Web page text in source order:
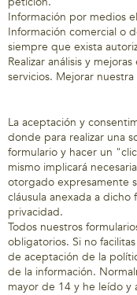
Información por medios
Información comercial o
siempre que exista
Realizar análisis y
servicios. Mejorar
La aceptación y
donde para realizar una
formulario y hacer un
mismo implicará
otorgado expresamente
cláusula anexada a
privacidad.
Todos nuestros
obligatorios. Si no
de aceptación de la
de la información.
mayor de 14 y he leído y